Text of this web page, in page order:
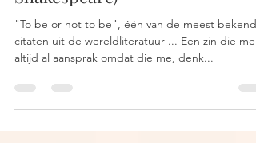
Shakespeare)
"To be or not to be", één van de meest bekende
citaten uit de wereldliteratuur ... Een zin die me
altijd al aansprak omdat die me, denk...